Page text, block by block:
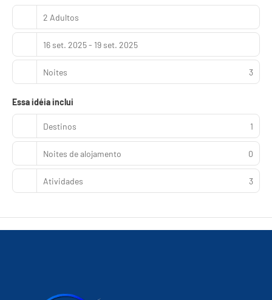
2 Adultos
16 set. 2025 - 19 set. 2025
Noites 3
Essa idéia inclui
Destinos 1
Noites de alojamento 0
Atividades 3